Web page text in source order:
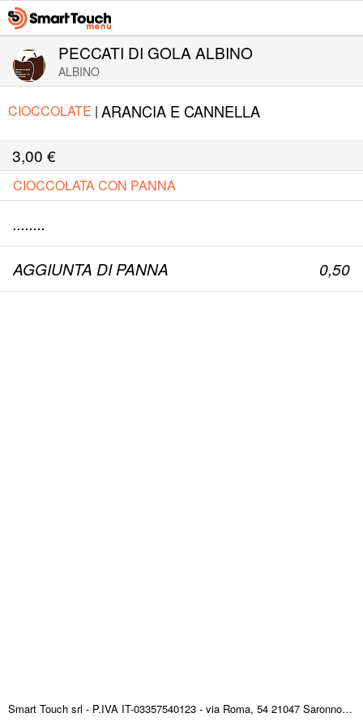
PECCATI DI GOLA ALBINO
ALBINO
CIOCCOLATE | ARANCIA E CANNELLA
3,00 €
CIOCCOLATA CON PANNA
........
AGGIUNTA DI PANNA 0,50
Smart Touch srl - P.IVA IT-03357540123 - via Roma, 54 21047 Saronno (VA) ITALY